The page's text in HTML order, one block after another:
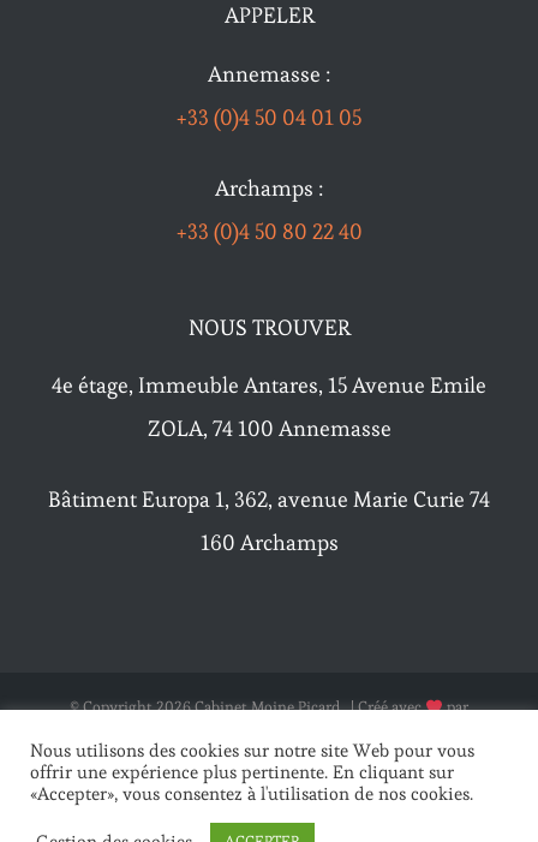
APPELER
Annemasse :
+33 (0)4 50 04 01 05
Archamps :
+33 (0)4 50 80 22 40
NOUS TROUVER
4e étage, Immeuble Antares, 15 Avenue Emile
ZOLA, 74 100 Annemasse
Bâtiment Europa 1, 362, avenue Marie Curie 74
160 Archamps
© Copyright2026 Cabinet Moine Picard | Créé avec
par
Appiweb
| Mentions légales | Plan du site
FacebookLinkedInInstagram
Nous utilisons des cookies sur notre site Web pour vous
offrir une expérience plus pertinente. En cliquant sur
«Accepter», vous consentez à l'utilisation de nos cookies.